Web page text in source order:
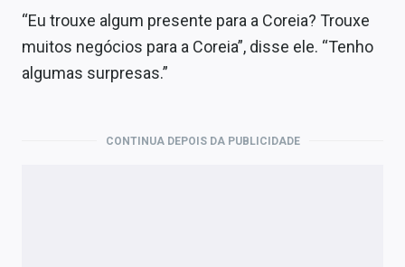
“Eu trouxe algum presente para a Coreia? Trouxe
muitos negócios para a Coreia”, disse ele. “Tenho
algumas surpresas.”
CONTINUA DEPOIS DA PUBLICIDADE